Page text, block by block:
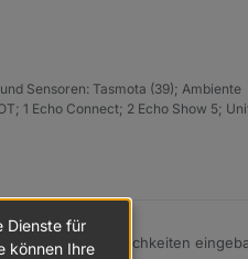
Sensoren: Tasmota (39); Ambiente
1 Echo Connect; 2 Echo Show 5;
viele Möglichkeiten
Dienste für
können Ihre